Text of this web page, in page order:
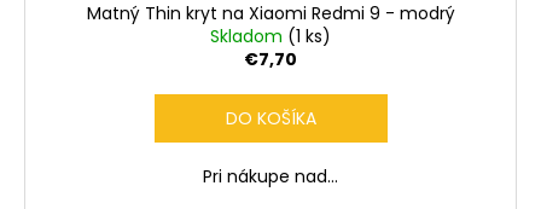
Matný Thin kryt na Xiaomi Redmi 9 - modrý
Skladom (1 ks)
€7,70
DO KOŠÍKA
Pri nákupe nad...